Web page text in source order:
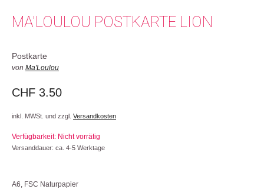
MA'LOULOU POSTKARTE LION
Postkarte
von Ma'Loulou
CHF 3.50
inkl. MWSt. und zzgl. Versandkosten
Verfügbarkeit: Nicht vorrätig
Versanddauer: ca. 4-5 Werktage
A6, FSC Naturpapier